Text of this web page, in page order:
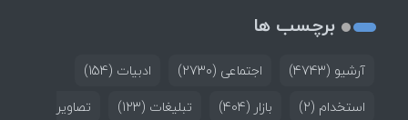
برچسب ها
آرشیو (4743) اجتماعی (2730) ادبیات (154)
استخدام (2) بازار (404) تبلیغات (123)
تصاویر